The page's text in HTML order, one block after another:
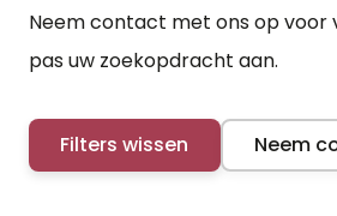
Neem contact met ons op voor
pas uw zoekopdracht aan.
Filters wissen Neem